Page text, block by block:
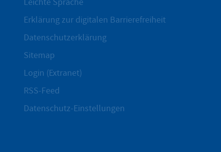
Leichte Sprache
Erklärung zur digitalen Barrierefreiheit
Datenschutzerklärung
Sitemap
Login (Extranet)
RSS-Feed
Datenschutz-Einstellungen